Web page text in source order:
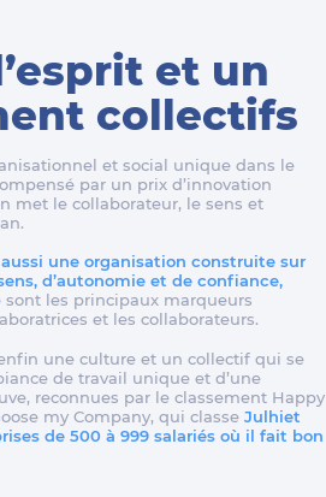
et un
collectifs
et social unique dans le
par un prix d’innovation
met le collaborateur, le sens et
une organisation construite sur
d’autonomie et de confiance,
les principaux marqueurs
et les collaborateurs.
une culture et un collectif qui se
de travail unique et d’une
reconnues par le classement Happy
my Company, qui classe Julhiet
de 500 à 999 salariés où il fait bon